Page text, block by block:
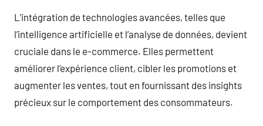
L’intégration de technologies avancées, telles que
l’intelligence artificielle et l’analyse de données, devient
cruciale dans le e-commerce. Elles permettent
améliorer l’expérience client, cibler les promotions et
augmenter les ventes, tout en fournissant des insights
précieux sur le comportement des consommateurs.